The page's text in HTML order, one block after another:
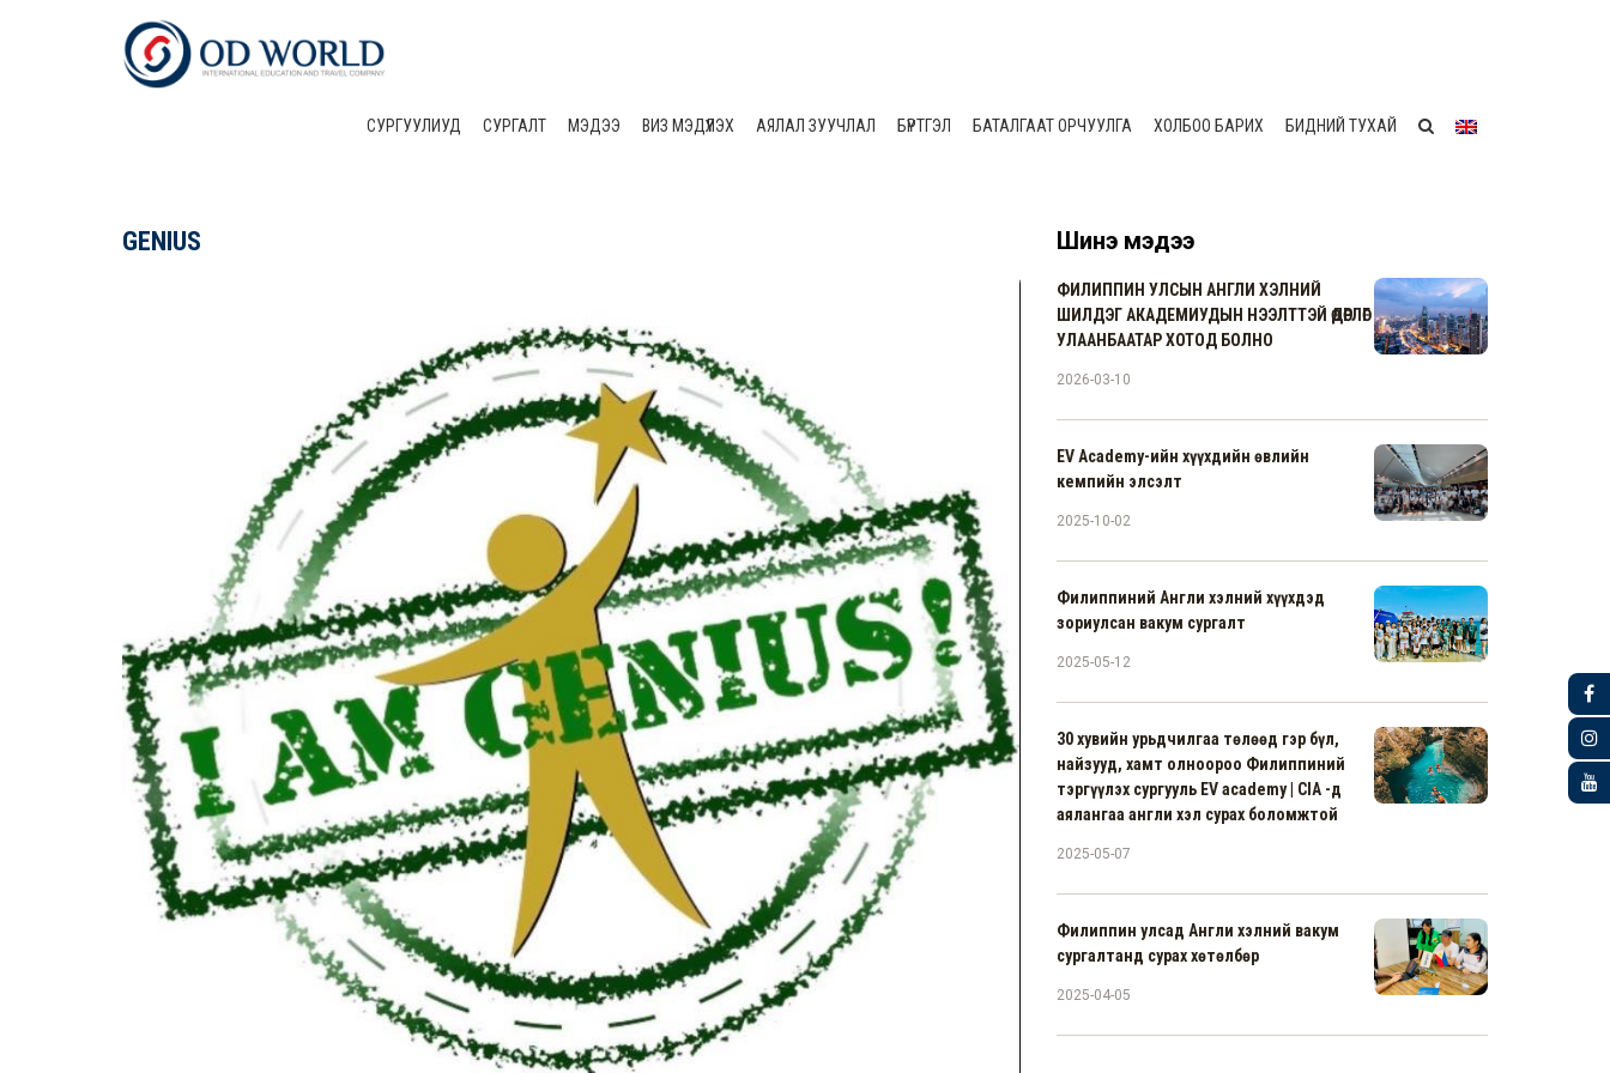
СУРГУУЛИУД CУРГАЛТ МЭДЭЭ ВИЗ МЭДҮҮЛЭХ АЯЛАЛ ЗУУЧЛАЛ БҮРТГЭЛ БАТАЛГААТ ОРЧУУЛГА ХОЛБОО БАРИХ БИДНИЙ ТУХАЙ
GENIUS Шинэ мэдээ
ФИЛИППИН УЛСЫН АНГЛИ ХЭЛНИЙ
ШИЛДЭГ АКАДЕМИУДЫН НЭЭЛТТЭЙ ӨДӨРЛӨГ
УЛААНБААТАР ХОТОД БОЛНО
2026-03-10
EV Academy-ийн хүүхдийн өвлийн
кемпийн элсэлт
2025-10-02
Филиппиний Англи хэлний хүүхдэд
зориулсан вакум сургалт
2025-05-12
30 хувийн урьдчилгаа төлөөд гэр бүл,
найзууд, хамт олноороо Филиппиний
тэргүүлэх сургууль EV academy | CIA -д
аялангаа англи хэл сурах боломжтой
2025-05-07
Филиппин улсад Англи хэлний вакум
сургалтанд сурах хөтөлбөр
2025-04-05